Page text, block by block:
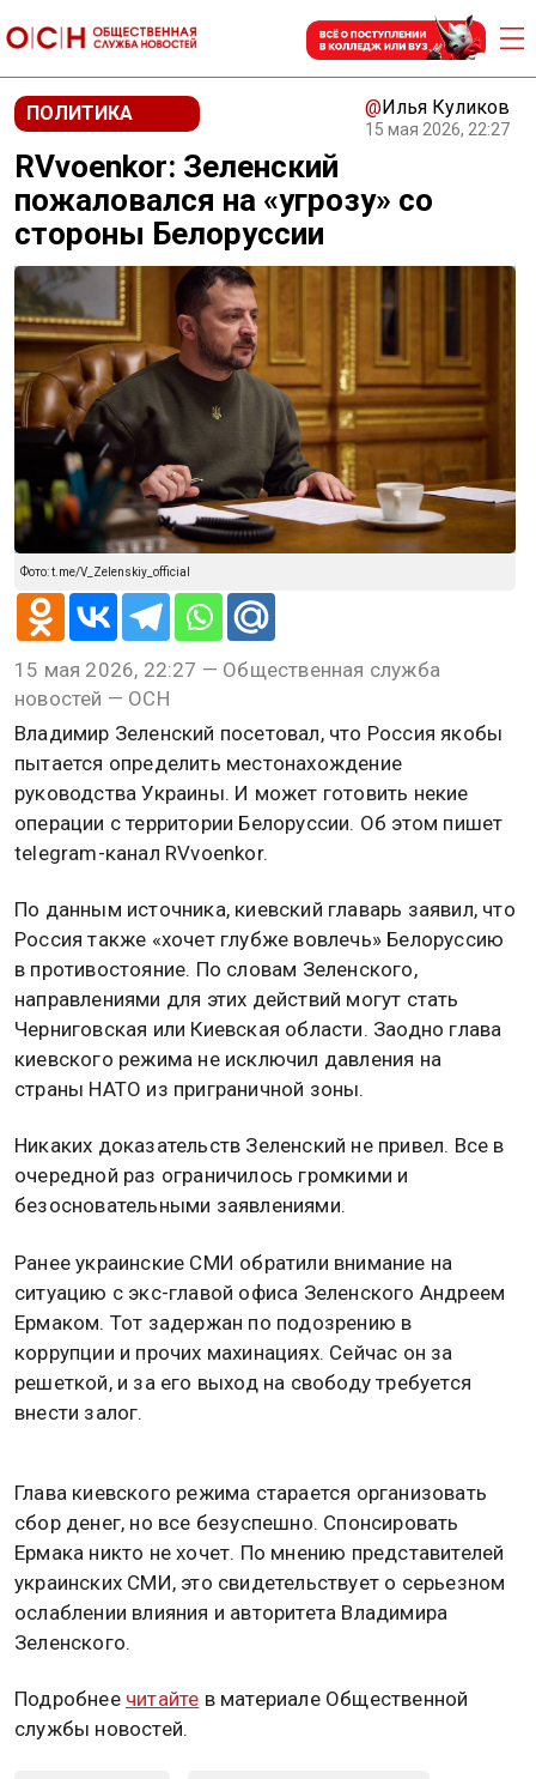
ПОЛИТИКА @Илья Куликов
15 мая 2026, 22:27
RVvoenkor: Зеленский
пожаловался на «угрозу» со
стороны Белоруссии
Фото: t.me/V_Zelenskiy_official
15 мая 2026, 22:27 — Общественная служба
новостей — ОСН
Владимир Зеленский посетовал, что Россия якобы
пытается определить местонахождение
руководства Украины. И может готовить некие
операции с территории Белоруссии. Об этом пишет
telegram-канал RVvoenkor.
По данным источника, киевский главарь заявил, что
Россия также «хочет глубже вовлечь» Белоруссию
в противостояние. По словам Зеленского,
направлениями для этих действий могут стать
Черниговская или Киевская области. Заодно глава
киевского режима не исключил давления на
страны НАТО из приграничной зоны.
Никаких доказательств Зеленский не привел. Все в
очередной раз ограничилось громкими и
безосновательными заявлениями.
Ранее украинские СМИ обратили внимание на
ситуацию с экс-главой офиса Зеленского Андреем
Ермаком. Тот задержан по подозрению в
коррупции и прочих махинациях. Сейчас он за
решеткой, и за его выход на свободу требуется
внести залог.
Глава киевского режима старается организовать
сбор денег, но все безуспешно. Спонсировать
Ермака никто не хочет. По мнению представителей
украинских СМИ, это свидетельствует о серьезном
ослаблении влияния и авторитета Владимира
Зеленского.
Подробнее читайте в материале Общественной
службы новостей.